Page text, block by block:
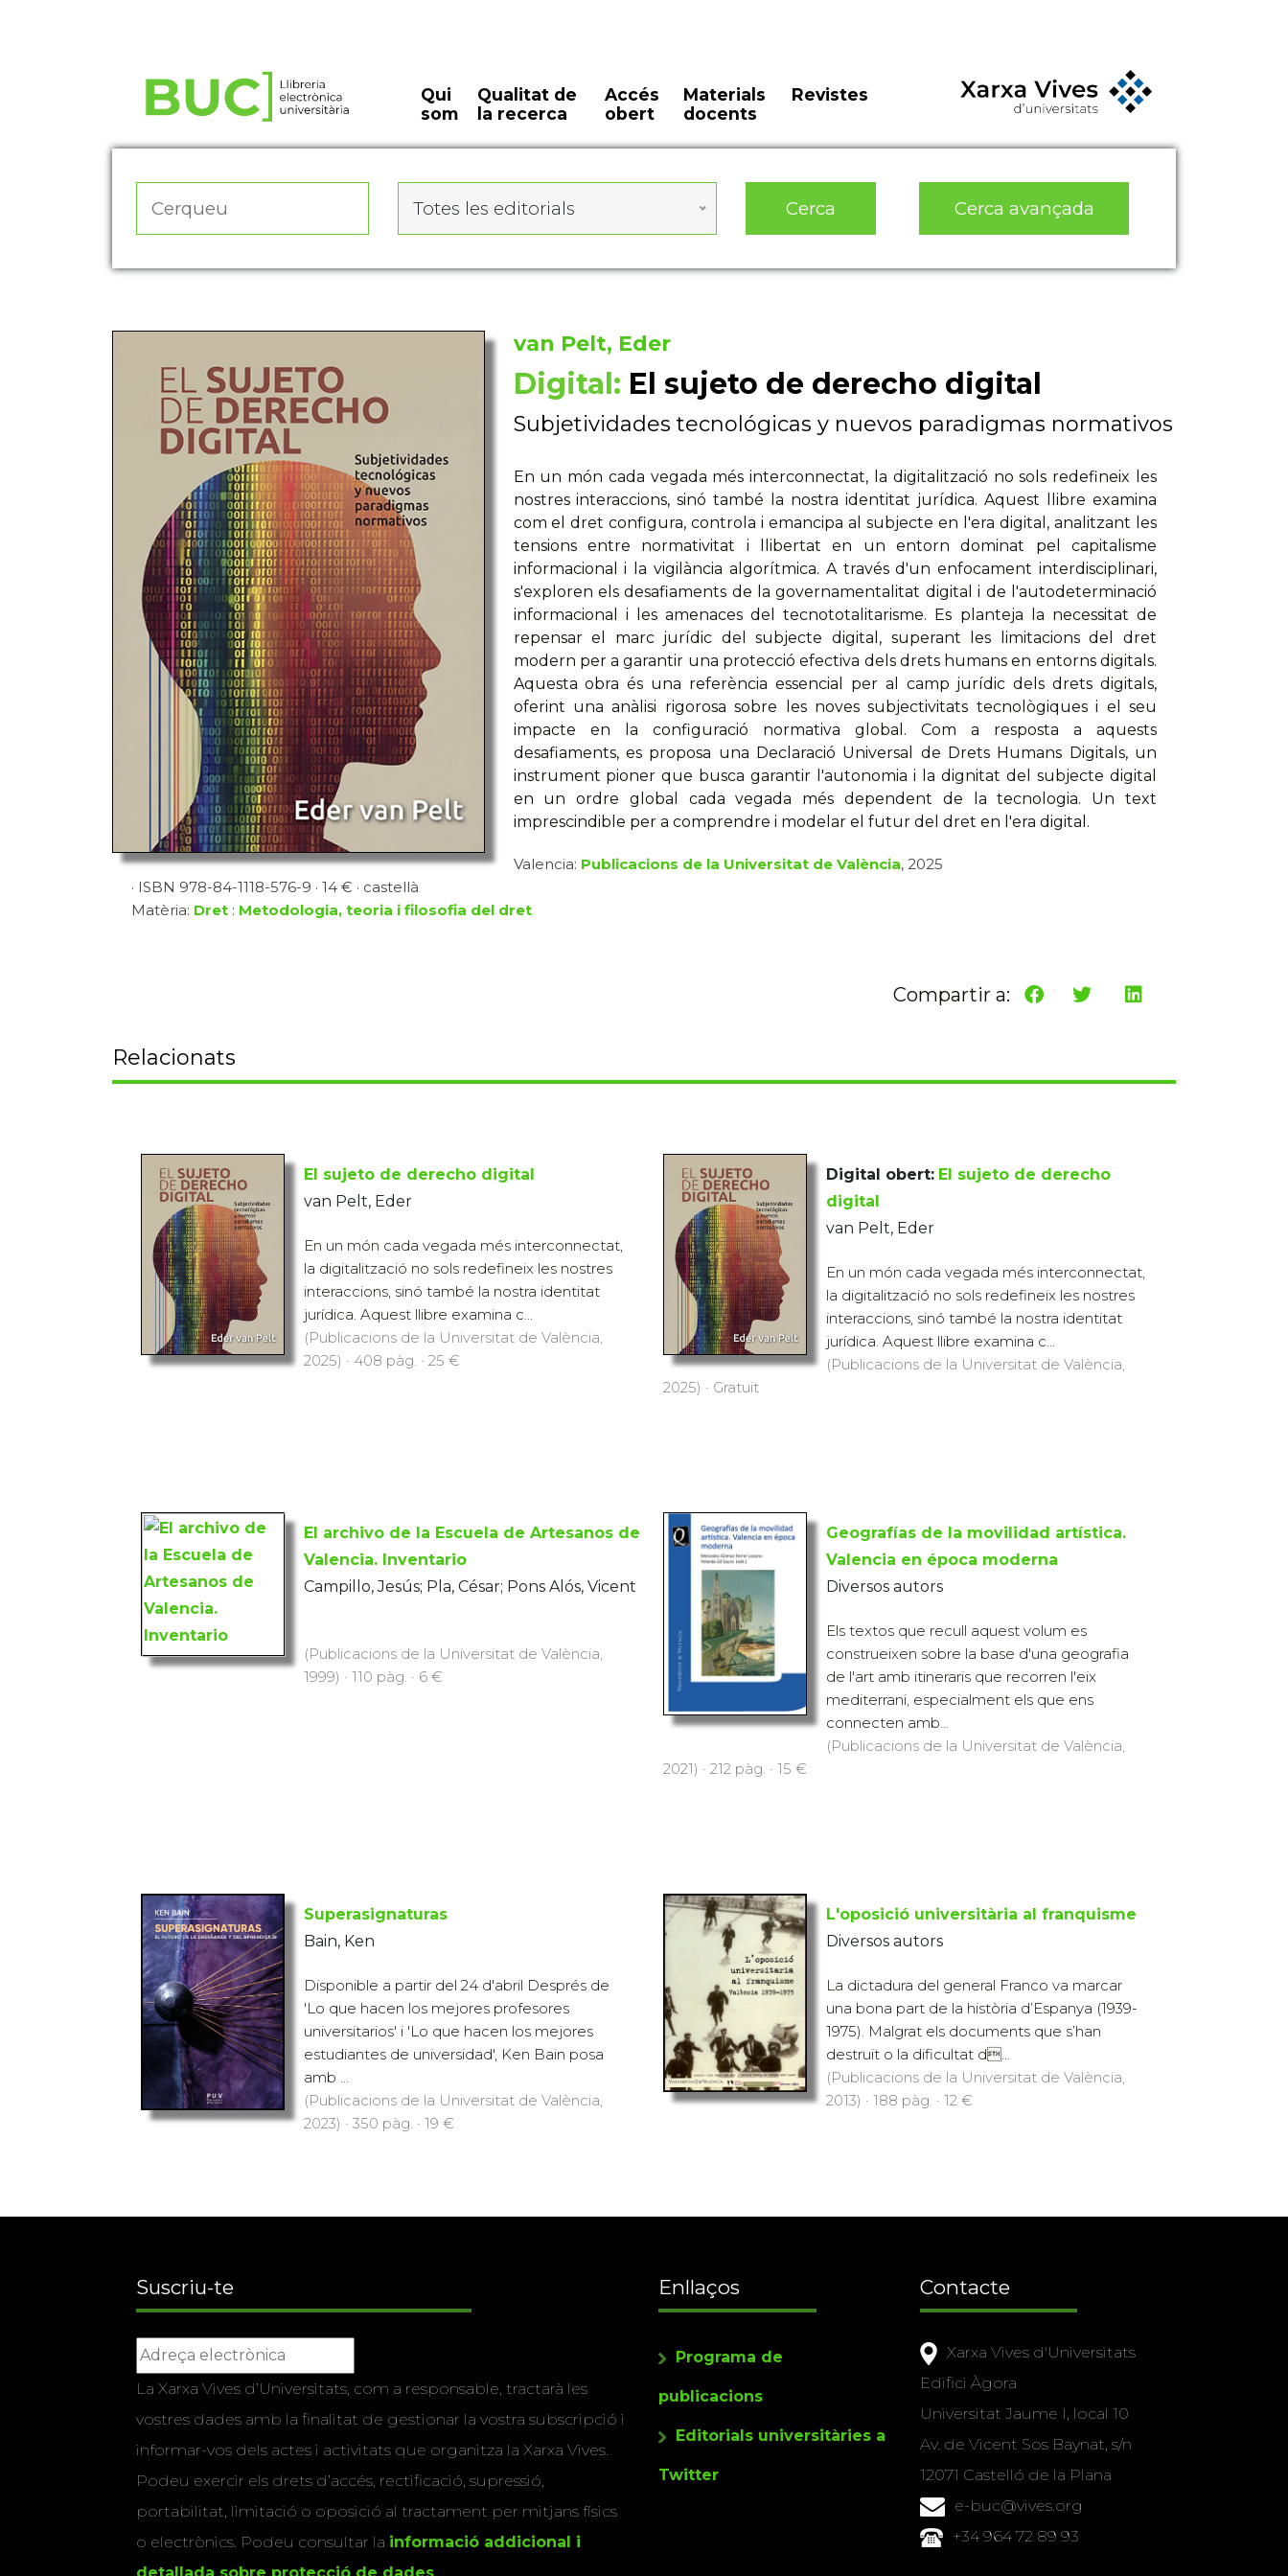
Qui
som
Qualitat de
la recerca
Accés
obert
Materials
docents
Revistes
Totes les editorials Cerca Cerca avançada
van Pelt, Eder
Digital: El sujeto de derecho digital
Subjetividades tecnológicas y nuevos paradigmas normativos
En un món cada vegada més interconnectat, la digitalització no sols redefineix les
nostres interaccions, sinó també la nostra identitat jurídica. Aquest llibre examina
com el dret configura, controla i emancipa al subjecte en l'era digital, analitzant les
tensions entre normativitat i llibertat en un entorn dominat pel capitalisme
informacional i la vigilància algorítmica. A través d'un enfocament interdisciplinari,
s'exploren els desafiaments de la governamentalitat digital i de l'autodeterminació
informacional i les amenaces del tecnototalitarisme. Es planteja la necessitat de
repensar el marc jurídic del subjecte digital, superant les limitacions del dret
modern per a garantir una protecció efectiva dels drets humans en entorns digitals.
Aquesta obra és una referència essencial per al camp jurídic dels drets digitals,
oferint una anàlisi rigorosa sobre les noves subjectivitats tecnològiques i el seu
impacte en la configuració normativa global. Com a resposta a aquests
desafiaments, es proposa una Declaració Universal de Drets Humans Digitals, un
instrument pioner que busca garantir l'autonomia i la dignitat del subjecte digital
en un ordre global cada vegada més dependent de la tecnologia. Un text
imprescindible per a comprendre i modelar el futur del dret en l'era digital.
Valencia: Publicacions de la Universitat de València, 2025
· ISBN 978-84-1118-576-9 · 14 € · castellà
Matèria: Dret : Metodologia, teoria i filosofia del dret
Compartir a:
Relacionats
El sujeto de derecho digital
van Pelt, Eder
En un món cada vegada més interconnectat,
la digitalització no sols redefineix les nostres
interaccions, sinó també la nostra identitat
jurídica. Aquest llibre examina c...
(Publicacions de la Universitat de València,
2025) · 408 pàg. · 25 €
Digital obert: El sujeto de derecho
digital
van Pelt, Eder
En un món cada vegada més interconnectat,
la digitalització no sols redefineix les nostres
interaccions, sinó també la nostra identitat
jurídica. Aquest llibre examina c...
(Publicacions de la Universitat de València,
2025) · Gratuït
El archivo de la Escuela de Artesanos de
Valencia. Inventario
Campillo, Jesús; Pla, César; Pons Alós, Vicent
(Publicacions de la Universitat de València,
1999) · 110 pàg. · 6 €
Geografías de la movilidad artística.
Valencia en época moderna
Diversos autors
Els textos que recull aquest volum es
construeixen sobre la base d'una geografia
de l'art amb itineraris que recorren l'eix
mediterrani, especialment els que ens
connecten amb...
(Publicacions de la Universitat de València,
2021) · 212 pàg. · 15 €
Superasignaturas
Bain, Ken
Disponible a partir del 24 d'abril Després de
'Lo que hacen los mejores profesores
universitarios' i 'Lo que hacen los mejores
estudiantes de universidad', Ken Bain posa
amb ...
(Publicacions de la Universitat de València,
2023) · 350 pàg. · 19 €
L'oposició universitària al franquisme
Diversos autors
La dictadura del general Franco va marcar
una bona part de la història d’Espanya (1939-
1975). Malgrat els documents que s’han
destruït o la dificultat d...
(Publicacions de la Universitat de València,
2013) · 188 pàg. · 12 €
Suscriu-te
La Xarxa Vives d’Universitats, com a responsable, tractarà les
vostres dades amb la finalitat de gestionar la vostra subscripció i
informar-vos dels actes i activitats que organitza la Xarxa Vives.
Podeu exercir els drets d’accés, rectificació, supressió,
portabilitat, limitació o oposició al tractament per mitjans físics
o electrònics. Podeu consultar la informació addicional i
Enllaços
Programa de
publicacions
Editorials universitàries a
Twitter
Contacte
Xarxa Vives d'Universitats
Edifici Àgora
Universitat Jaume I, local 10
Av. de Vicent Sos Baynat, s/n
12071 Castelló de la Plana
e-buc@vives.org
+34 964 72 89 93